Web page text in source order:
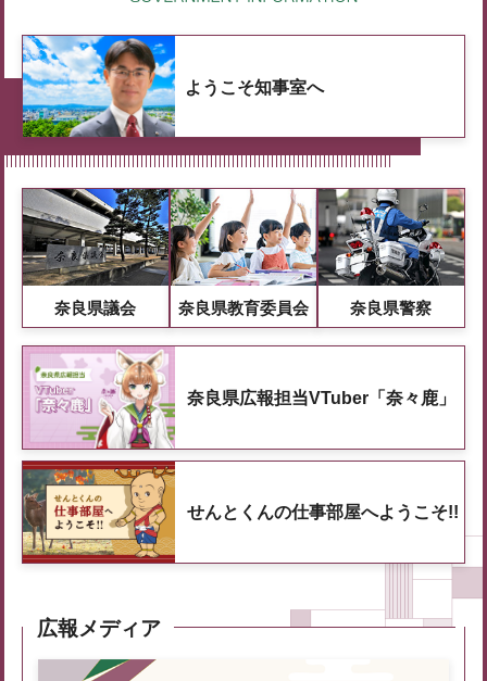
ようこそ知事室へ
奈良県議会 奈良県教育委員会 奈良県警察
奈良県広報担当VTuber「奈々鹿」
せんとくんの仕事部屋へようこそ!!
広報メディア